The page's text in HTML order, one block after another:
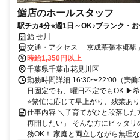
鮨店のホールスタッフ
駅チカ4分⭐週1日～OK♪ブランク・お
鮨 せ川
交通・アクセス 「京成幕張本郷
時給1,350円以上
千葉県千葉市花見川区
勤務時間詳細 16:30〜22:00（実働
日固定でも、曜日不定でもOK ▶
⭐繁忙に応じて早上がり、残業あり
仕事内容 ＼子育てがひと段落し
再開したい」 そんな方にピッタ
務OK！ 家庭と両立しながら無理